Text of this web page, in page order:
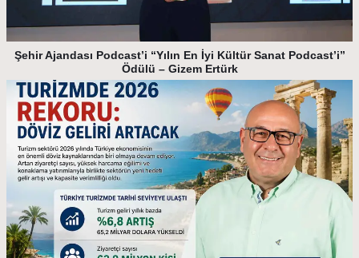
Şehir Ajandası Podcast’i “Yılın En İyi Kültür Sanat Podcast’i”
Ödülü – Gizem Ertürk